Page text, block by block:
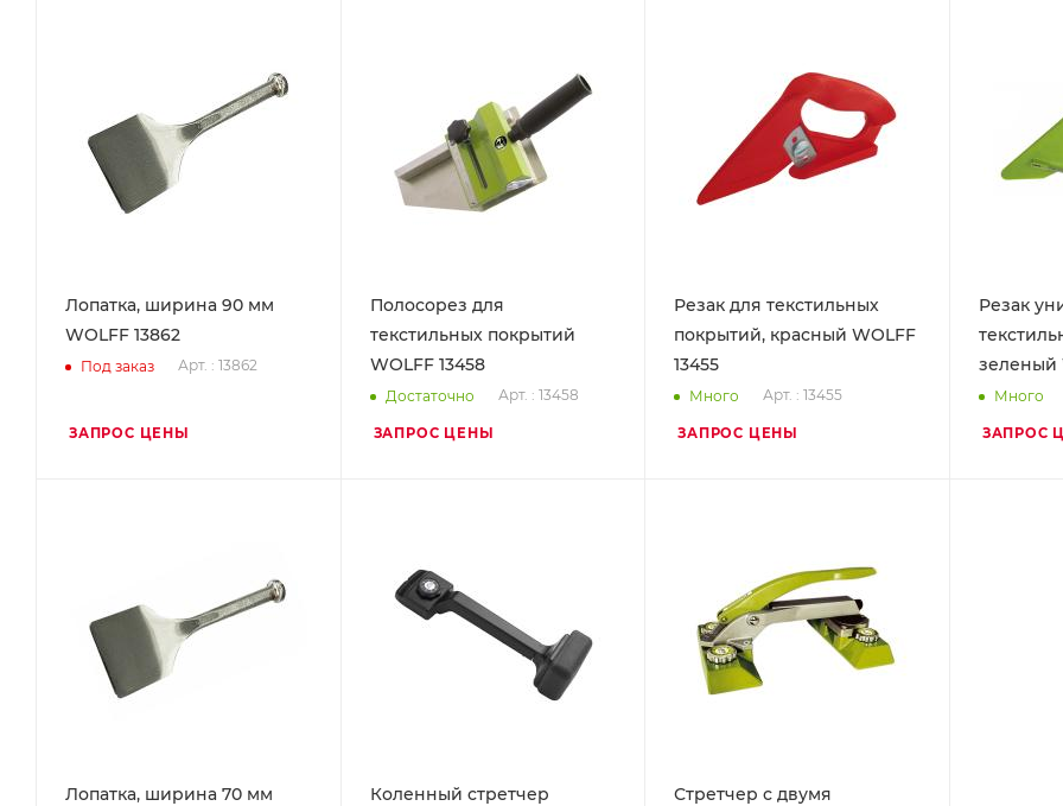
Лопатка, ширина 90 мм
WOLFF 13862
Под заказ Арт. : 13862
ЗАПРОС ЦЕНЫ
Полосорез для
текстильных покрытий
WOLFF 13458
Достаточно Арт. : 13458
ЗАПРОС ЦЕНЫ
Резак для текстильных
покрытий, красный WOLFF
13455
Много Арт. : 13455
ЗАПРОС ЦЕНЫ
Резак
зеленый
Много
ЗАПРОС
Лопатка, ширина 70 мм
Коленный стретчер
Стретчер с двумя